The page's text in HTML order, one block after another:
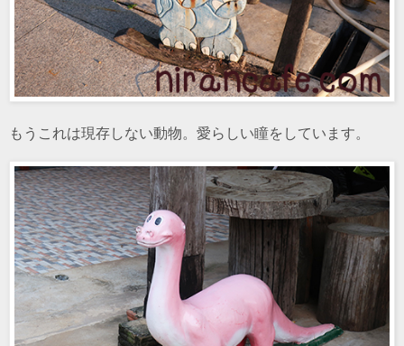
もうこれは現存しない動物。愛らしい瞳をしています。